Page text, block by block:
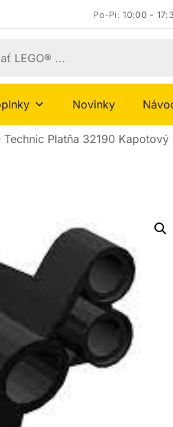
Po-Pi:10:00 -
Novinky
Technic Platňa 32190